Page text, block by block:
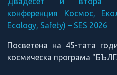
конференция Космос,
Ecology, Safety) – SES 2026
Посветена на 45-тата
космическа програма